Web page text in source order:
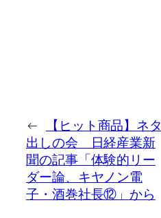
←
【ヒット商品】ネタ
出しの会 日経産業新
聞の記事「体験的リー
ダー論、キヤノン電
子・酒巻社長⑫」から